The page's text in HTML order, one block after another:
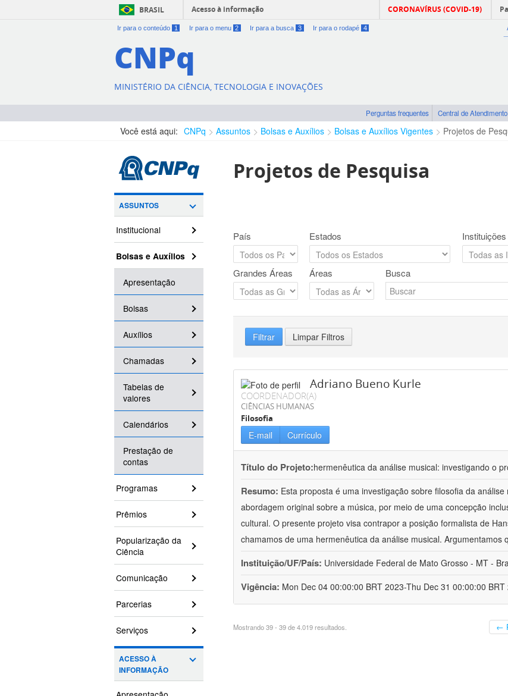
BRASIL Acesso à informação CORONAVÍRUS (COVID-19)
Ir para o conteúdo 1 Ir para o menu 2 Ir para a busca 3 Ir para o rodapé 4
CNPq
MINISTÉRIO DA CIÊNCIA, TECNOLOGIA E INOVAÇÕES
Perguntas frequentes Central de Atendimento
Você está aqui: CNPq Assuntos Bolsas e Auxílios Bolsas e Auxílios Vigentes Projetos de
ASSUNTOS
Institucional
Bolsas e Auxílios
Apresentação
Bolsas
Auxílios
Chamadas
Tabelas de
valores
Calendários
Prestação de
contas
Programas
Prêmios
Popularização da
Ciência
Comunicação
Parcerias
Serviços
ACESSO À
INFORMAÇÃO
Projetos de Pesquisa
País Estados Instituições
Grandes Áreas Áreas Busca
Filtrar Limpar Filtros
Adriano Bueno Kurle
COORDENADOR(A)
CIÊNCIAS HUMANAS
Filosofia
E-mail Currículo
Título do Projeto:hermenêutica da análise musical: investigando o
Resumo: Esta proposta é uma investigação sobre filosofia da
abordagem original sobre a música, por meio de uma concepção
cultural. O presente projeto visa contrapor a posição formalista de
chamamos de uma hermenêutica da análise musical. Argumentamos
Instituição/UF/País: Universidade Federal de Mato Grosso - MT -
Vigência: Mon Dec 04 00:00:00 BRT 2023-Thu Dec 31 00:00:00 BRT
Mostrando 39 - 39 de 4.019 resultados. ←